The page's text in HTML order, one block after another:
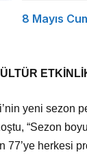
8 Mayıs
yeni sezon
“Sezon
herkesi